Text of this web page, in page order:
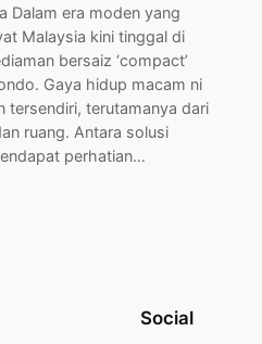
Dalam era moden yang
Malaysia kini tinggal di
bersaiz ‘compact’
Gaya hidup macam ni
tersendiri, terutamanya dari
ruang. Antara solusi
perhatian…
Social